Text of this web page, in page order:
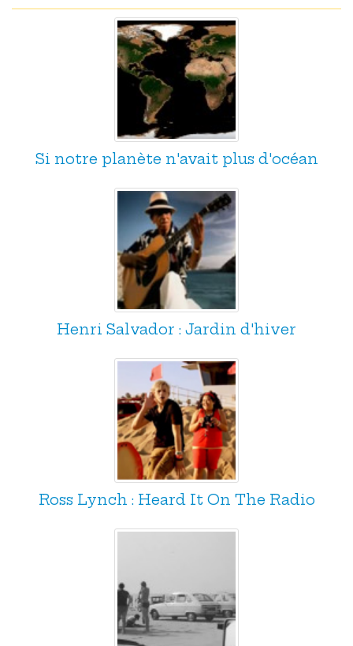
Si notre planète n'avait plus d'océan
Henri Salvador : Jardin d'hiver
Ross Lynch : Heard It On The Radio